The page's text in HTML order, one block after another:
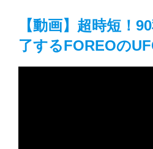
【動画】超時短！
了するFOREOの